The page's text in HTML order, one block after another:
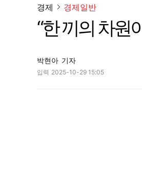
이 대통령,
경제 경제일반
“한 끼의 차원
박현아 기자
입력 2025-10-29 15:05